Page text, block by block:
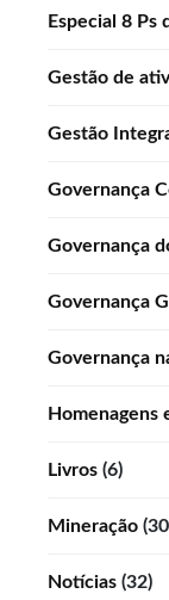
Especial 8 Ps
Gestão de
Gestão
Governança
Governança
Governança
Governança
Homenagens
Livros (6)
Mineração
Notícias (32)